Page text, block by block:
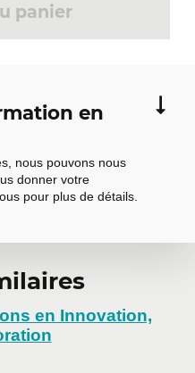
panier
en
nous pouvons nous
donner votre
pour plus de détails.
une
en Innovation,